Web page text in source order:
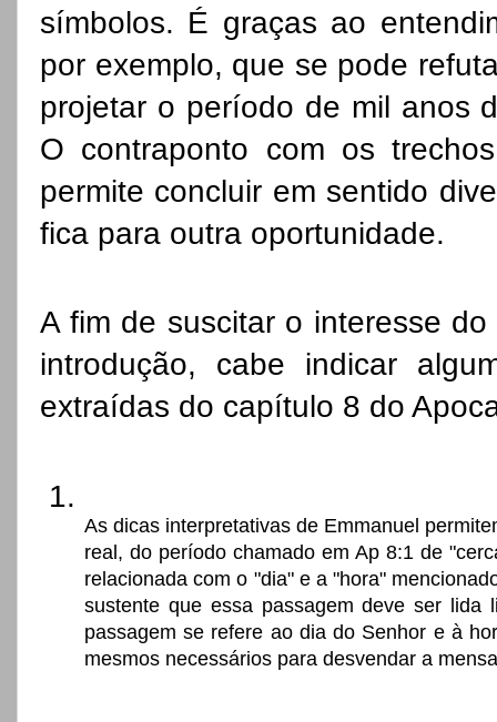
símbolos. É graças ao
por exemplo, que se pode
projetar o período de mil anos
O contraponto com os
permite concluir em sentido
fica para outra oportunidade.
A fim de suscitar o interesse
introdução, cabe indicar
extraídas do capítulo 8 do
As dicas interpretativas de Emmanuel
real, do período chamado em Ap 8:1 de
relacionada com o "dia" e a "hora"
sustente que essa passagem deve ser lida
passagem se refere ao dia do Senhor e à
mesmos necessários para desvendar a